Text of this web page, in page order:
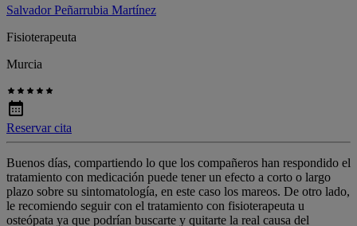
Salvador Peñarrubia Martínez
Fisioterapeuta
Murcia
Reservar cita
Buenos días, compartiendo lo que los compañeros han respondido el
tratamiento con medicación puede tener un efecto a corto o largo
plazo sobre su sintomatología, en este caso los mareos. De otro lado,
le recomiendo seguir con el tratamiento con fisioterapeuta u
osteópata ya que podrían buscarte y quitarte la real causa del